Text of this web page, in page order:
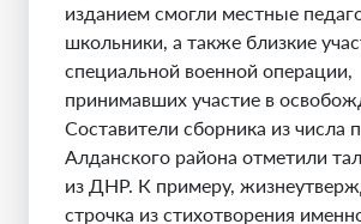
изданием смогли местные
школьники, а также близкие
специальной военной операции,
принимавших участие в
Составители сборника из числа
Алданского района отметили
из ДНР. К примеру,
строчка из стихотворения